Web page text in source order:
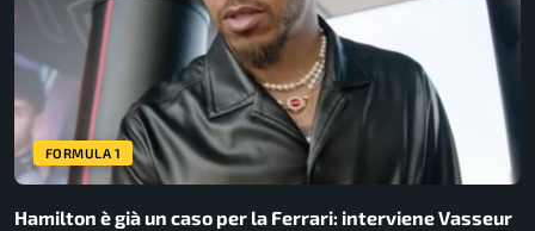
FORMULA 1
Hamilton è già un caso per la Ferrari: interviene Vasseur